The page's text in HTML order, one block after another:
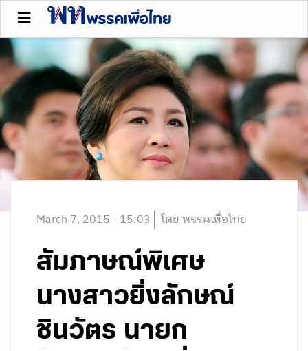
March 7, 2015 - 15:03 โดย พรรคเพื่อไทย
สัมภาษณ์พิเศษ
นางสาวยิ่งลักษณ์
ชินวัตร นายก